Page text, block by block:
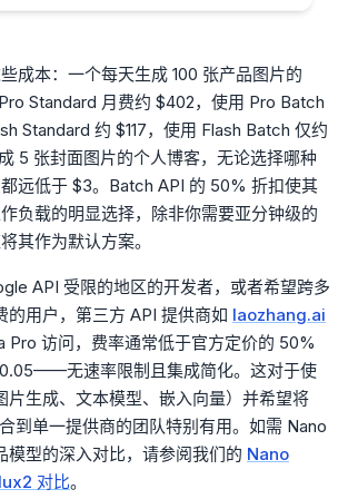
成本：一个每天生成 100 张产品图片的
Standard 月费约 $402，使用 Pro Batch
Standard 约 $117，使用 Flash Batch 仅约
5 张封面图片的个人博客，无论选择哪种
远低于 $3。Batch API 的 50% 折扣使其
负载的明显选择，除非你需要亚分钟级的
其作为默认方案。
API 受限的地区的开发者，或者希望跨多
的用户，第三方 API 提供商如 laozhang.ai
Pro 访问，费率通常低于官方定价的 50%
无速率限制且集成简化。这对于使
片生成、文本模型、嵌入向量）并希望将
到单一提供商的团队特别有用。如需 Nano
模型的深入对比，请参阅我们的 Nano
对比。